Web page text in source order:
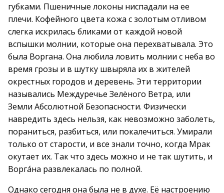
губками. Пшеничные локоны ниспадали на ее
плечи. Кофейного цвета кожа с золотым отливом
слегка искрилась бликами от каждой новой
вспышки молнии, которые она перехватывала. Это
была Воргана. Она любила ловить молнии с неба во
время грозы и в шутку швыряла их в жителей
окрестных городов и деревень. Эти территории
назывались Междуречье Зелёного Ветра, или
Земли Абсолютной Безопасности. Физически
навредить здесь нельзя, как невозможно заболеть,
пораниться, разбиться, или покалечиться. Умирали
только от старости, и все знали точно, когда Мрак
окутает их. Так что здесь можно и не так шутить, и
Ворга́на развлекалась по полной.
Однако сегодня она была не в духе. Её настроению